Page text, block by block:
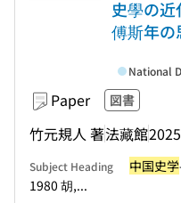
史學の近
傅斯年の
Paper 図書
竹元規人 著法藏館
National
Subject Heading 中国史学
1980 胡,...